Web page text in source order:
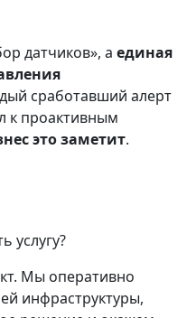
датчиков», а единая
сработавший алерт
к проактивным
это заметит.
услугу?
Мы оперативно
инфраструктуры,